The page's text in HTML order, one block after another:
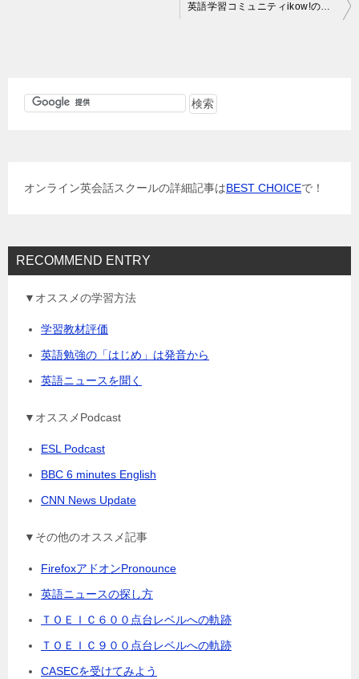
オンライン英会話スクールの詳細記事はBEST CHOICEで！
RECOMMEND ENTRY
▼オススメの学習方法
学習教材評価
英語勉強の「はじめ」は発音から
英語ニュースを聞く
▼オススメPodcast
ESL Podcast
BBC 6 minutes English
CNN News Update
▼その他のオススメ記事
FirefoxアドオンPronounce
英語ニュースの探し方
ＴＯＥＩＣ６００点台レベルへの軌跡
ＴＯＥＩＣ９００点台レベルへの軌跡
CASECを受けてみよう